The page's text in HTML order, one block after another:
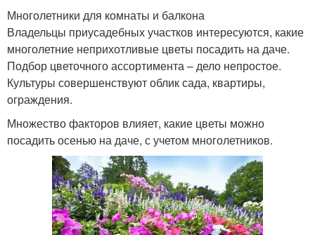
Многолетники для комнаты и балкона
Владельцы приусадебных участков интересуются, какие
многолетние неприхотливые цветы посадить на даче.
Подбор цветочного ассортимента – дело непростое.
Культуры совершенствуют облик сада, квартиры,
ограждения.
Множество факторов влияет, какие цветы можно
посадить осенью на даче, с учетом многолетников.